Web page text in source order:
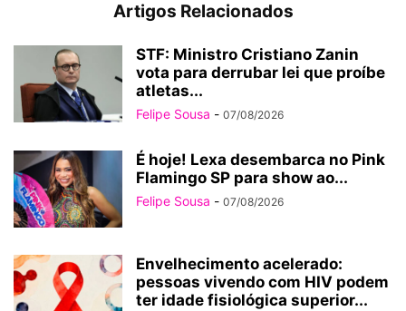
Artigos Relacionados
STF: Ministro Cristiano Zanin
vota para derrubar lei que proíbe
atletas...
Felipe Sousa - 07/08/2026
É hoje! Lexa desembarca no Pink
Flamingo SP para show ao...
Felipe Sousa - 07/08/2026
Envelhecimento acelerado:
pessoas vivendo com HIV podem
ter idade fisiológica superior...